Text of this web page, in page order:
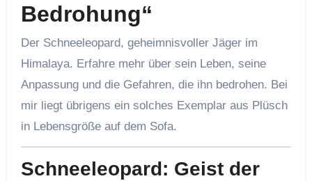
Bedrohung“
Der Schneeleopard, geheimnisvoller Jäger im
Himalaya. Erfahre mehr über sein Leben, seine
Anpassung und die Gefahren, die ihn bedrohen. Bei
mir liegt übrigens ein solches Exemplar aus Plüsch
in Lebensgröße auf dem Sofa.
Schneeleopard: Geist der